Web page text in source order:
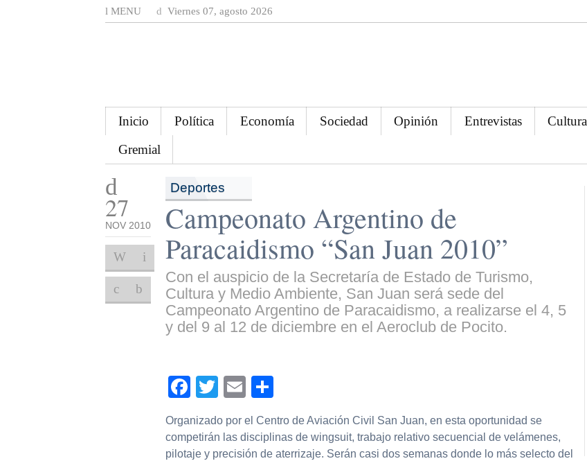
MENU Viernes 07, agosto 2026
Inicio Política Economía Sociedad Opinión Entrevistas Cultura
Gremial
27
NOV 2010
Deportes
Campeonato Argentino de
Paracaidismo “San Juan 2010”
Con el auspicio de la Secretaría de Estado de Turismo,
Cultura y Medio Ambiente, San Juan será sede del
Campeonato Argentino de Paracaidismo, a realizarse el 4, 5
y del 9 al 12 de diciembre en el Aeroclub de Pocito.
Facebook
TwitterEmail
Organizado por el Centro de Aviación Civil San Juan, en esta oportunidad se
competirán las disciplinas de wingsuit, trabajo relativo secuencial de velámenes,
pilotaje y precisión de aterrizaje. Serán casi dos semanas donde lo más selecto del